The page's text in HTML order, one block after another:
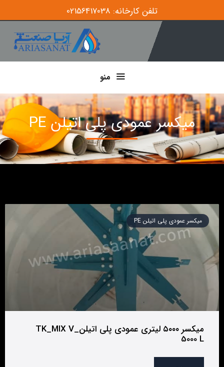
تلفن کارخانه: 02156417038
منو
میکسر عمودی پلی اتیلن PE
میکسر عمودی پلی اتیلن PE
میکسر ۵۰۰۰ لیتری عمودی پلی اتیلن_TK_MIX V
5000 L